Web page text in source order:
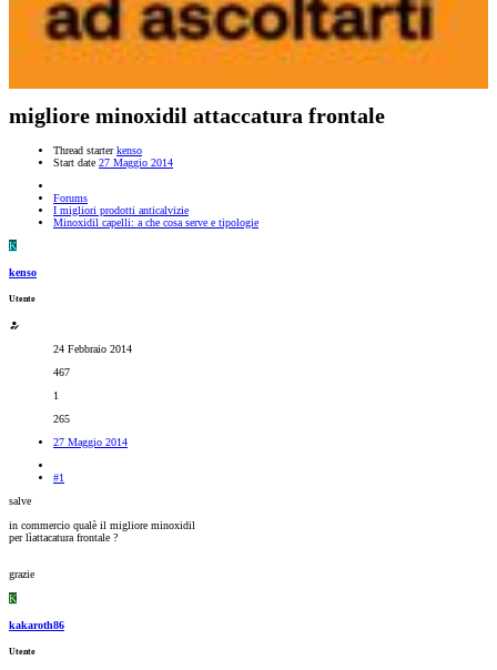
migliore minoxidil attaccatura frontale
Thread starter kenso
Start date 27 Maggio 2014
Forums
I migliori prodotti anticalvizie
Minoxidil capelli: a che cosa serve e tipologie
K
kenso
Utente
24 Febbraio 2014
467
1
265
27 Maggio 2014
#1
salve
in commercio qualè il migliore minoxidil
per lìattacatura frontale ?
grazie
K
kakaroth86
Utente